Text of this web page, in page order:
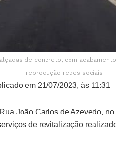
de concreto, com
reprodução redes sociais
em 21/07/2023, às 11:31
João Carlos de Azevedo,
de revitalização